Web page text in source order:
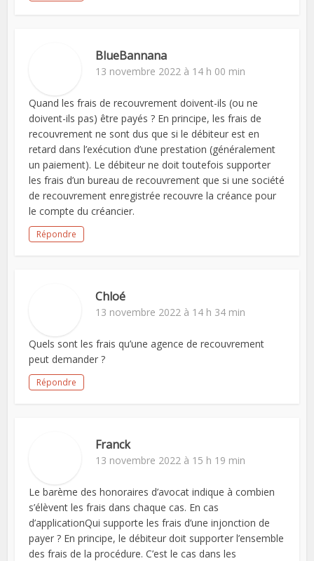
BlueBannana
13 novembre 2022 à 14 h 00 min
Quand les frais de recouvrement doivent-ils (ou ne
doivent-ils pas) être payés ? En principe, les frais de
recouvrement ne sont dus que si le débiteur est en
retard dans l’exécution d’une prestation (généralement
un paiement). Le débiteur ne doit toutefois supporter
les frais d’un bureau de recouvrement que si une société
de recouvrement enregistrée recouvre la créance pour
le compte du créancier.
Répondre
Chloé
13 novembre 2022 à 14 h 34 min
Quels sont les frais qu’une agence de recouvrement
peut demander ?
Répondre
Franck
13 novembre 2022 à 15 h 19 min
Le barème des honoraires d’avocat indique à combien
s’élèvent les frais dans chaque cas. En cas
d’applicationQui supporte les frais d’une injonction de
payer ? En principe, le débiteur doit supporter l’ensemble
des frais de la procédure. C’est le cas dans les